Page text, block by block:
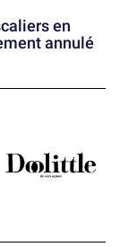
en
annulé